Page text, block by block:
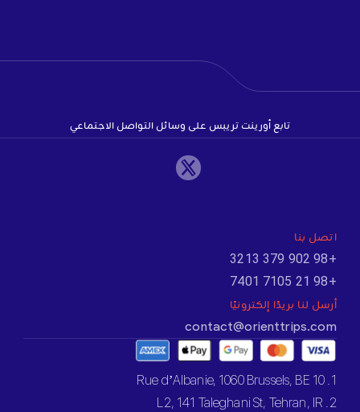
تابع أورينت تريبس على وسائل التواصل الاجتماعي
اتصل بنا
+98 902 379 3213
+98 21 7105 7401
أرسل لنا بريدًا إلكترونيًا
contact@orienttrips.com
1. 10 Rue d’Albanie, 1060 Brussels, BE
2. L2, 141 Taleghani St, Tehran, IR